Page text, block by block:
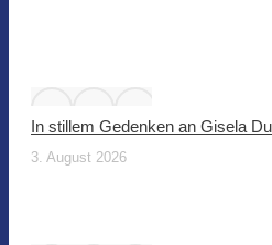
In stillem Gedenken an Gisela
3. August 2026